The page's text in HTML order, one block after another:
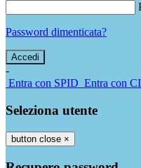
Password dimenticata?
-
Entra con SPID Entra con
Seleziona utente
button close ×